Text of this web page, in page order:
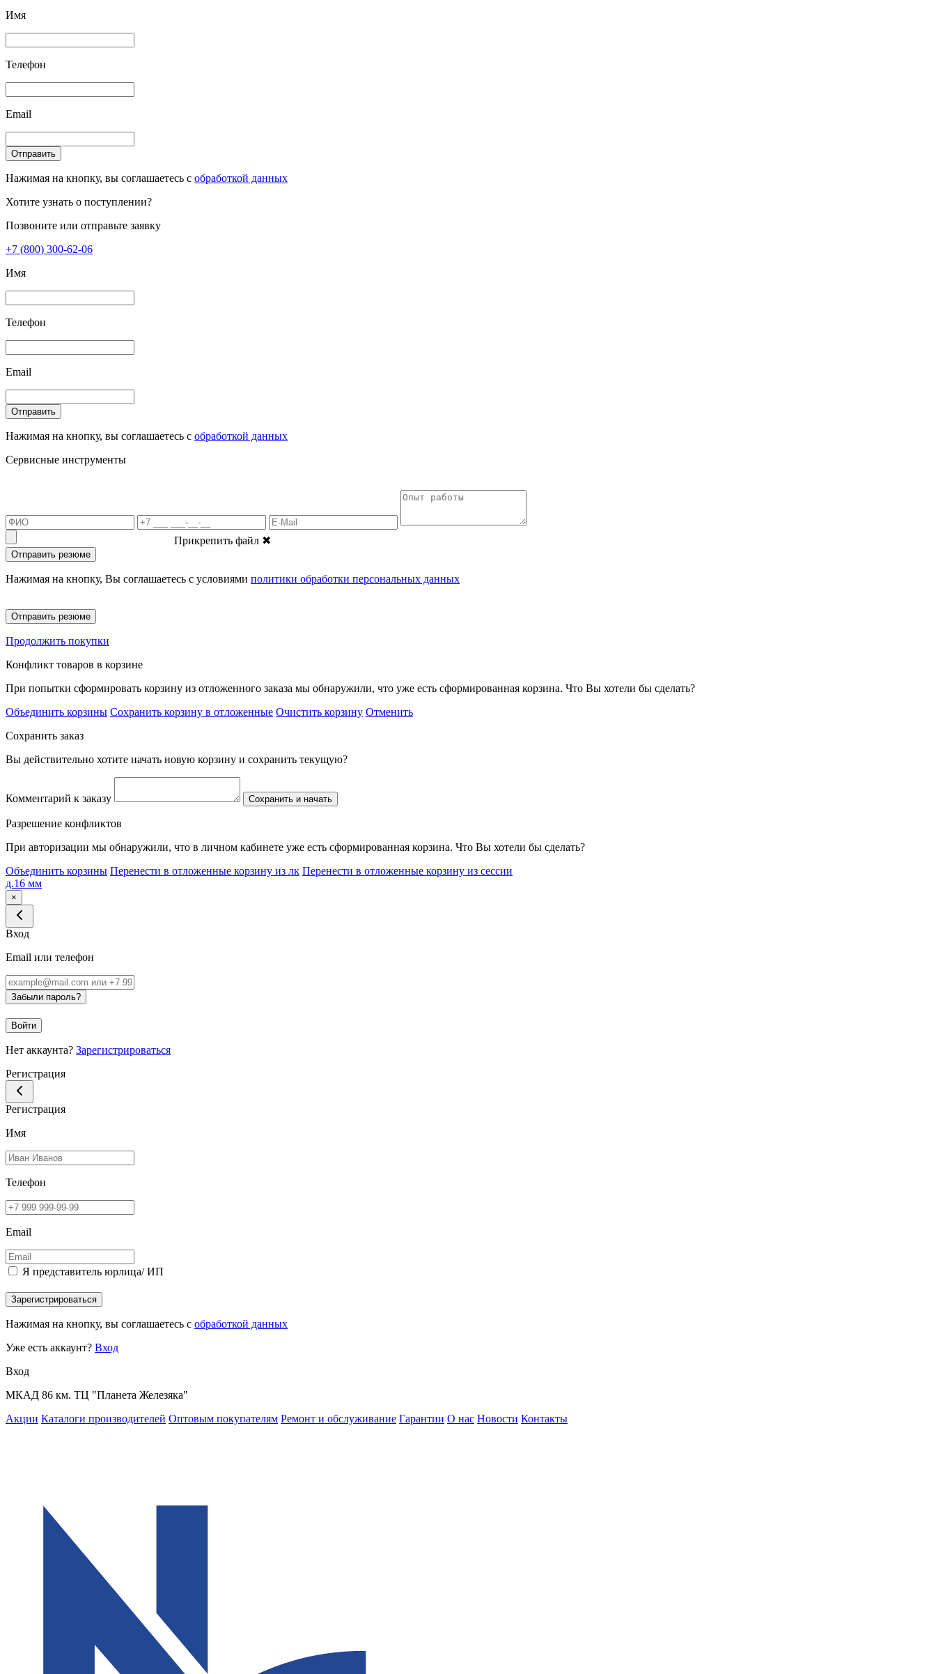
Имя
Телефон
Email
Отправить
Нажимая на кнопку, вы соглашаетесь с обработкой данных
Хотите узнать о поступлении?
Позвоните или отправьте заявку
+7 (800) 300-62-06
Имя
Телефон
Email
Отправить
Нажимая на кнопку, вы соглашаетесь с обработкой данных
Сервисные инструменты
Прикрепить файл ✖
Отправить резюме
Нажимая на кнопку, Вы соглашаетесь с условиями политики обработки персональных данных
Отправить резюме
Продолжить покупки
Конфликт товаров в корзине
При попытки сформировать корзину из отложенного заказа мы обнаружили, что уже есть сформированная корзина. Что Вы хотели бы сделать?
Объединить корзины Сохранить корзину в отложенные Очистить корзину Отменить
Сохранить заказ
Вы действительно хотите начать новую корзину и сохранить текущую?
Комментарий к заказу Сохранить и начать
Разрешение конфликтов
При авторизации мы обнаружили, что в личном кабинете уже есть сформированная корзина. Что Вы хотели бы сделать?
Объединить корзины Перенести в отложенные корзину из лк Перенести в отложенные корзину из сессии
д.16 мм
×
Вход
Email или телефон
Забыли пароль?
Войти
Нет аккаунта? Зарегистрироваться
Регистрация
Регистрация
Имя
Телефон
Email
Я представитель юрлица/ ИП
Зарегистрироваться
Нажимая на кнопку, вы соглашаетесь с обработкой данных
Уже есть аккаунт? Вход
Вход
МКАД 86 км. ТЦ "Планета Железяка"
Акции Каталоги производителей Оптовым покупателям Ремонт и обслуживание Гарантии О нас Новости Контакты